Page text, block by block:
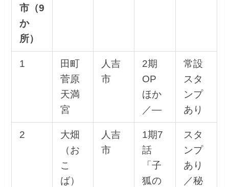
市（9
か
所）
1
田町
菅原
天満
宮
人吉
市
2期
OP
ほか
／—
常設
スタ
ンプ
あり
2
大畑
（お
こ
ば）
人吉
市
1期7
話
「子
狐の
スタ
ンプ
あり
／秘